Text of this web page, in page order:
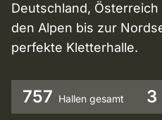
Deutschland,
den Alpen bis zur
perfekte Kletterhalle.
757 Hallen gesamt 3